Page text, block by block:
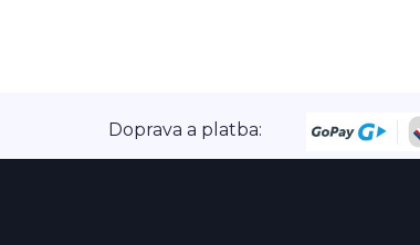
a platba: